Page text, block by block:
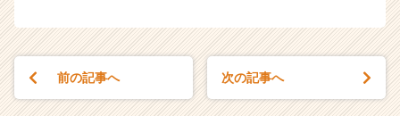
キ
前の記事へ 次の記事へ